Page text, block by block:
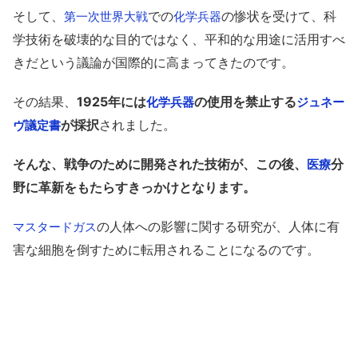
そして、 第一次世界大戦での化学兵器の惨状を受けて、科
学技術を破壊的な目的ではなく、平和的な用途に活用すべ
きだという議論が国際的に高まってきたのです。
その結果、 1925年には化学兵器の使用を禁止するジュネー
ヴ議定書が採択されました。
そんな、戦争のために開発された技術が、この後、 医療分
野に革新をもたらすきっかけとなります。
マスタードガスの人体への影響に関する研究が、人体に有
害な細胞を倒すために転用されることになるのです。